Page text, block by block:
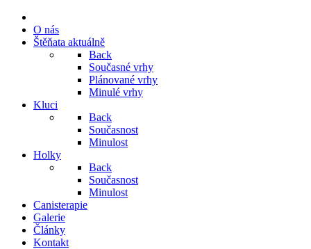
O nás
Štěňata aktuálně
Back
Současné vrhy
Plánované vrhy
Minulé vrhy
Kluci
Back
Současnost
Minulost
Holky
Back
Současnost
Minulost
Canisterapie
Galerie
Články
Kontakt